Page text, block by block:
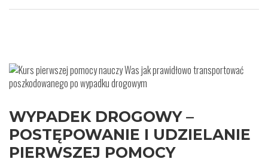
WYPADEK DROGOWY –
POSTĘPOWANIE I UDZIELANIE
PIERWSZEJ POMOCY